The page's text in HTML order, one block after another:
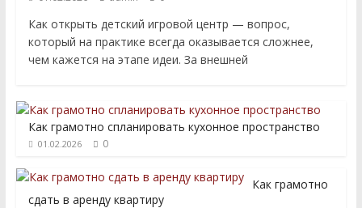
Как открыть детский игровой центр — вопрос,
который на практике всегда оказывается сложнее,
чем кажется на этапе идеи. За внешней
Как грамотно спланировать кухонное пространство
01.02.2026 0
Как грамотно
сдать в аренду квартиру